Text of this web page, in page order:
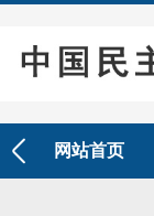
网站首页